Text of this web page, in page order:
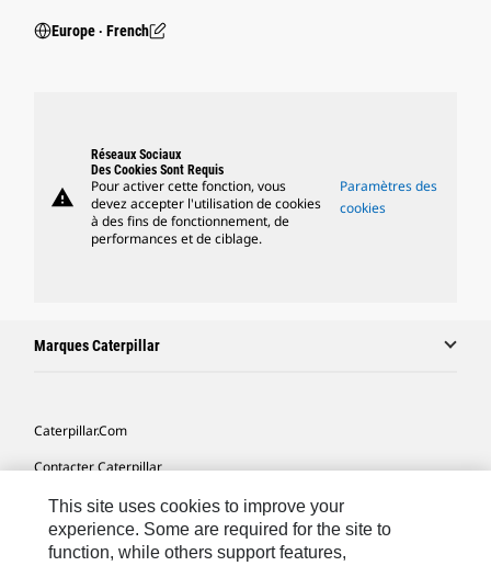
Europe ‧ French
warning
Réseaux Sociaux
Des Cookies Sont Requis
Pour activer cette fonction, vous
devez accepter l'utilisation de cookies
à des fins de fonctionnement, de
performances et de ciblage.
Paramètres des
cookies
Marques Caterpillar
Caterpillar.com
Contacter Caterpillar
Mes Préférences Marketing
Plan Du Site
This site uses cookies to improve your
experience. Some are required for the site to
function, while others support features,